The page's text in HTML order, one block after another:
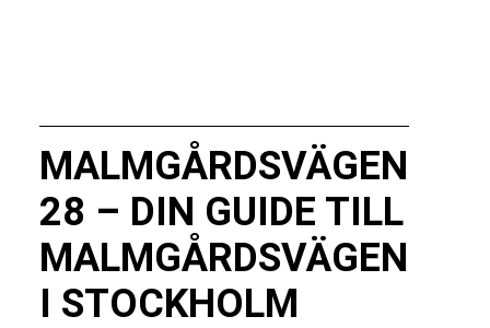
MALMGÅRDSVÄGEN
28 – DIN GUIDE TILL
MALMGÅRDSVÄGEN
I STOCKHOLM